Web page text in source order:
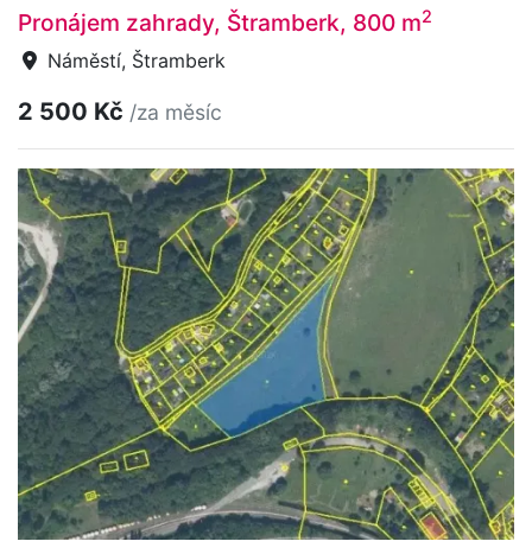
Pronájem zahrady, Štramberk, 800 m2
Náměstí, Štramberk
2 500 Kč /za měsíc